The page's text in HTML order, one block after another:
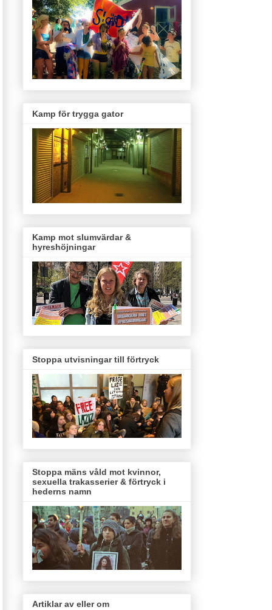
Kamp för trygga gator
Kamp mot slumvärdar &
hyreshöjningar
Stoppa utvisningar till förtryck
Stoppa mäns våld mot kvinnor,
sexuella trakasserier & förtryck i
hederns namn
Artiklar av eller om